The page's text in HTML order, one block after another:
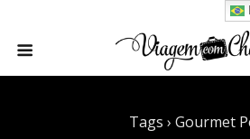
Tags › Gourmet